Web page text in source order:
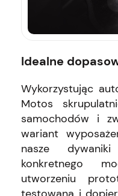
Idealne
Wykorzystując
Motos
samochodów i
wariant
nasze
konkretnego
utworzeniu